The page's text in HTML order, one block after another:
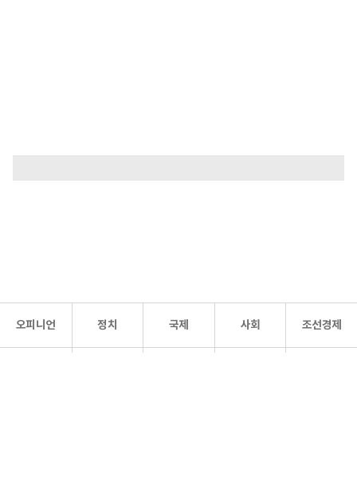
오피니언 정치 국제 사회 조선경제